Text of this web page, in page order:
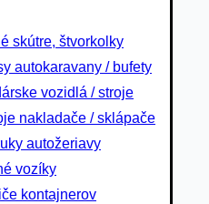
skútre, štvorkolky
autokaravany / bufety
vozidlá / stroje
nakladače / sklápače
autožeriavy
vozíky
kontajnerov
/ stroje
/ sklápače